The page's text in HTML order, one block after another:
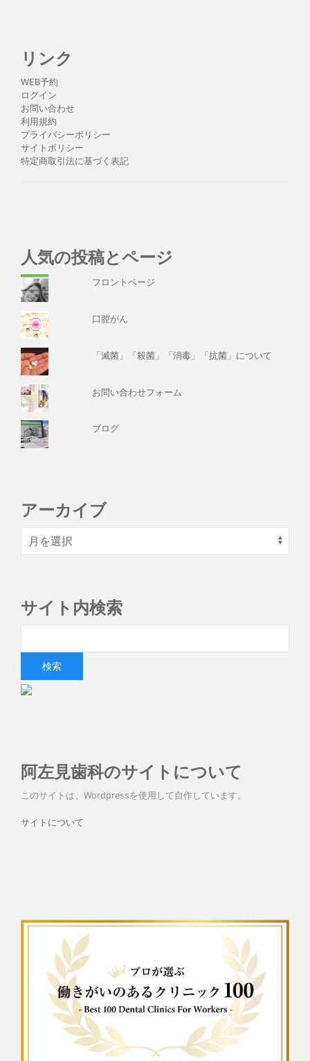
リンク
WEB予約
ログイン
お問い合わせ
利用規約
プライバシーポリシー
サイトポリシー
特定商取引法に基づく表記
人気の投稿とページ
フロントページ
口腔がん
「滅菌」「殺菌」「消毒」「抗菌」について
お問い合わせフォーム
ブログ
アーカイブ
サイト内検索
阿左見歯科のサイトについて
このサイトは、Wordpressを使用して自作しています。
サイトについて